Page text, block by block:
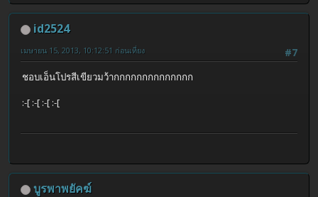
id2524
#7
เมษายน 15, 2013, 10:12:51 ก่อนเที่ยง
ชอบเอ็นโปรสีเขียวมว้ากกกกกกกกกกกกกก
:-[ :-[ :-[ :-[
บูรพาพยัคฆ์